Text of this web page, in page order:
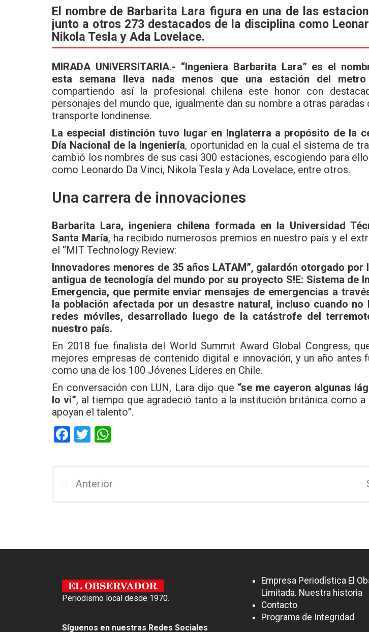
ce
b
o
o
k
tt
er
at
s
A
p
p
El nombre de Barbarita Lara figura en una de las
junto a otros 273 destacados de la disciplina como
Nikola Tesla y Ada Lovelace.
MIRADA UNIVERSITARIA.- “Ingeniera Barbarita Lara” es el
esta semana lleva nada menos que una estación del
compartiendo así la profesional chilena este honor con
personajes del mundo que, igualmente dan su nombre a otras
transporte londinense.
La especial distinción tuvo lugar en Inglaterra a propósito de la
Día Nacional de la Ingeniería, oportunidad en la cual el sistema de
cambió los nombres de sus casi 300 estaciones, escogiendo para
como Leonardo Da Vinci, Nikola Tesla y Ada Lovelace, entre otros.
Una carrera de innovaciones
Barbarita Lara, ingeniera chilena formada en la Universidad
Santa María, ha recibido numerosos premios en nuestro país y el
el “MIT Technology Review:
Innovadores menores de 35 años LATAM”, galardón otorgado por
antigua de tecnología del mundo por su proyecto S!E: Sistema de
Emergencia, que permite enviar mensajes de emergencias a
la población afectada por un desastre natural, incluso cuando no
redes móviles, desarrollado luego de la catástrofe del
nuestro país.
En 2018 fue finalista del World Summit Award Global Congress,
mejores empresas de contenido digital e innovación, y un año antes
como una de los 100 Jóvenes Líderes en Chile.
En conversación con LUN, Lara dijo que “se me cayeron algunas
lo vi”, al tiempo que agradeció tanto a la institución británica como a
apoyan el talento”.
F
b
T
er s
Anterior
Periodismo local desde 1970.
Síguenos en nuestras Redes Sociales
Empresa Periodística El
Limitada. Nuestra historia
Contacto
Programa de Integridad